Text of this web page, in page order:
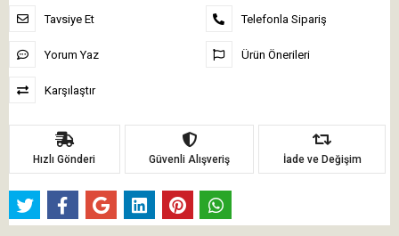
Tavsiye Et
Yorum Yaz
Karşılaştır
Telefonla Sipariş
Ürün Önerileri
Hızlı Gönderi Güvenli Alışveriş İade ve Değişim